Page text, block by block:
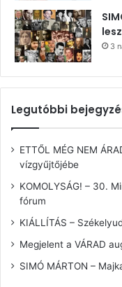
3
Legutóbbi
ETTŐL MÉG NEM
vízgyűjtőjébe
KOMOLYSÁG! – 30.
fórum
KIÁLLÍTÁS –
Megjelent a VÁRAD
SIMÓ MÁRTON –